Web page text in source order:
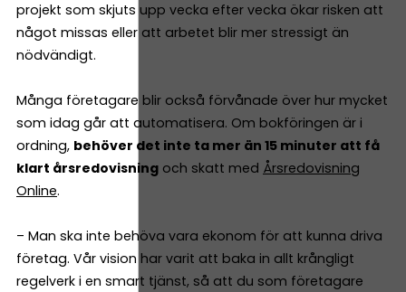
projekt som skjuts upp vecka efter vecka ökar risken att
något missas eller att arbetet blir mer stressigt än
nödvändigt.
Många företagare blir också förvånade över hur mycket
som idag går att automatisera. Om bokföringen är i
ordning, behöver det inte ta mer än 15 minuter att få
klart årsredovisning och skatt med Årsredovisning
Online.
– Man ska inte behöva vara ekonom för att kunna driva
företag. Vår vision har varit att baka in allt krångligt
regelverk i en smart tjänst, så att du som företagare